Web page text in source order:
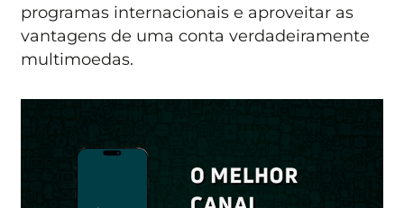
programas internacionais e aproveitar as
vantagens de uma conta verdadeiramente
multimoedas.